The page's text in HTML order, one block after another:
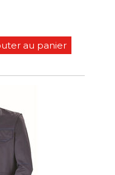
au panier